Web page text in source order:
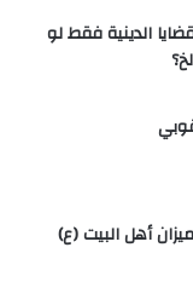
الدينية فقط لو
أهل البيت (ع)